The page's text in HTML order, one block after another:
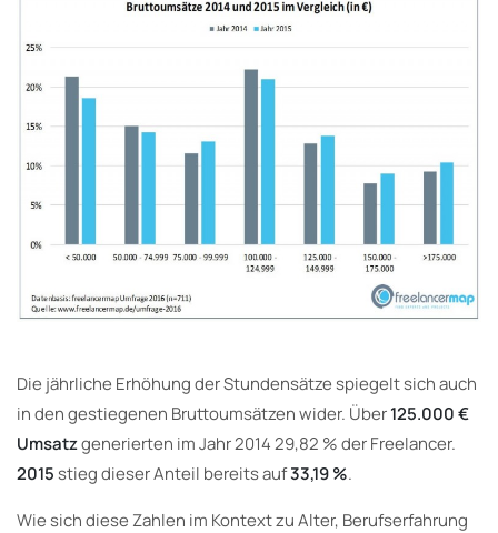
Die jährliche Erhöhung der Stundensätze spiegelt sich auch
in den gestiegenen Bruttoumsätzen wider. Über125.000 €
Umsatzgenerierten im Jahr 2014 29,82 % der Freelancer.
2015stieg dieser Anteil bereits auf33,19 %.
Wie sich diese Zahlen im Kontext zu Alter, Berufserfahrung